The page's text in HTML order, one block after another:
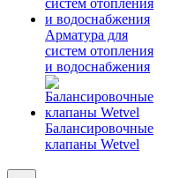
Арматура для
систем отопления
и водоснабжения
Балансировочные
клапаны Wetvel